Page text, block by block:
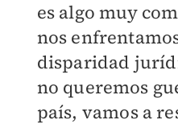
es algo muy
nos
disparidad
no queremos
país, vamos a